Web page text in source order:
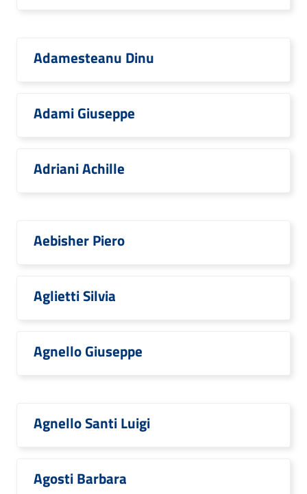
Adamesteanu Dinu
Adami Giuseppe
Adriani Achille
Aebisher Piero
Aglietti Silvia
Agnello Giuseppe
Agnello Santi Luigi
Agosti Barbara